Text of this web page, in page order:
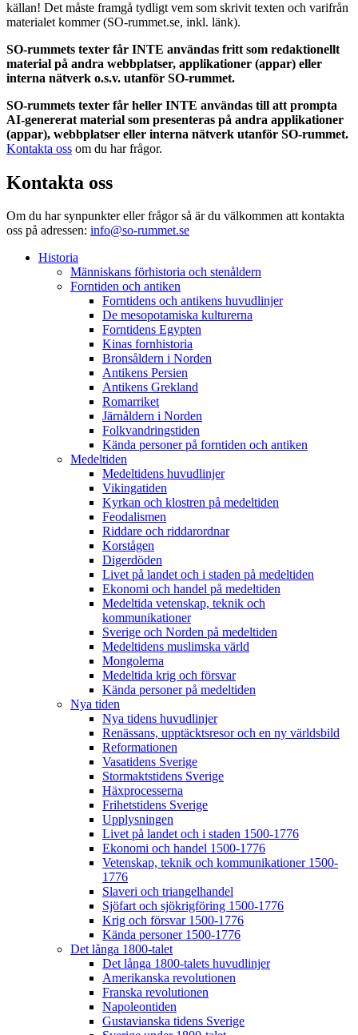
källan! Det måste framgå tydligt vem som skrivit texten och varifrån
materialet kommer (SO-rummet.se, inkl. länk).
SO-rummets texter får INTE användas fritt som redaktionellt
material på andra webbplatser, applikationer (appar) eller
interna nätverk o.s.v. utanför SO-rummet.
SO-rummets texter får heller INTE användas till att prompta
AI-genererat material som presenteras på andra applikationer
(appar), webbplatser eller interna nätverk utanför SO-rummet.
Kontakta oss om du har frågor.
Kontakta oss
Om du har synpunkter eller frågor så är du välkommen att kontakta
oss på adressen: info@so-rummet.se
Historia
Människans förhistoria och stenåldern
Forntiden och antiken
Forntidens och antikens huvudlinjer
De mesopotamiska kulturerna
Forntidens Egypten
Kinas fornhistoria
Bronsåldern i Norden
Antikens Persien
Antikens Grekland
Romarriket
Järnåldern i Norden
Folkvandringstiden
Kända personer på forntiden och antiken
Medeltiden
Medeltidens huvudlinjer
Vikingatiden
Kyrkan och klostren på medeltiden
Feodalismen
Riddare och riddarordnar
Korstågen
Digerdöden
Livet på landet och i staden på medeltiden
Ekonomi och handel på medeltiden
Medeltida vetenskap, teknik och
kommunikationer
Sverige och Norden på medeltiden
Medeltidens muslimska värld
Mongolerna
Medeltida krig och försvar
Kända personer på medeltiden
Nya tiden
Nya tidens huvudlinjer
Renässans, upptäcktsresor och en ny världsbild
Reformationen
Vasatidens Sverige
Stormaktstidens Sverige
Häxprocesserna
Frihetstidens Sverige
Upplysningen
Livet på landet och i staden 1500-1776
Ekonomi och handel 1500-1776
Vetenskap, teknik och kommunikationer 1500-
1776
Slaveri och triangelhandel
Sjöfart och sjökrigföring 1500-1776
Krig och försvar 1500-1776
Kända personer 1500-1776
Det långa 1800-talet
Det långa 1800-talets huvudlinjer
Amerikanska revolutionen
Franska revolutionen
Napoleontiden
Gustavianska tidens Sverige